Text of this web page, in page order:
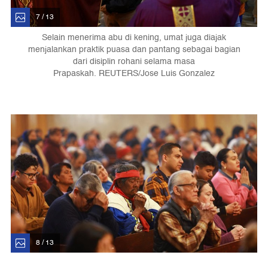
7 / 13
Selain menerima abu di kening, umat juga diajak
menjalankan praktik puasa dan pantang sebagai bagian
dari disiplin rohani selama masa
Prapaskah. REUTERS/Jose Luis Gonzalez
8 / 13